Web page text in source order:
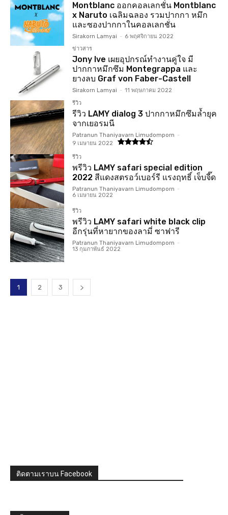
Montblanc ออกคอลเลกชั่น Montblanc
x Naruto เฉลิมฉลอง รวมปากกา หมึก
และซองปากกาในคอลเลกชั่น
Sirakorn Lamyai - 6 พฤศจิกายน 2022
ข่าวสาร
Jony Ive เผยอุปกรณ์ทำงานคู่ใจ มี
ปากกาหมึกซึม Montegrappa และ
ยางลบ Graf von Faber-Castell
Sirakorn Lamyai - 11 พฤษภาคม 2022
รีวิว
รีวิว LAMY dialog 3 ปากกาหมึกซึมล้ำยุค
จากเยอรมนี
Patranun Thaniyavarn Limudomporn -
9 เมษายน 2022
รีวิว
พรีวิว LAMY safari special edition
2022 สีแดงสตรอว์เบอร์รี แรงฤทธิ์ เจ็บจี๊ด
Patranun Thaniyavarn Limudomporn -
6 เมษายน 2022
รีวิว
พรีวิว LAMY safari white black clip
อีกรุ่นที่หายากของลามี่ ซาฟารี
Patranun Thaniyavarn Limudomporn -
13 กุมภาพันธ์ 2022
1 2 3
ติดตามเราบน Facebook